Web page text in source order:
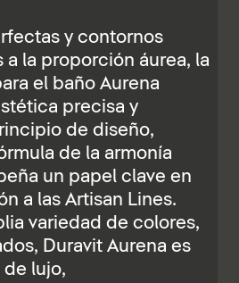
y contornos
a la proporción áurea, la
el baño Aurena
precisa y
de diseño,
de la armonía
un papel clave en
a las Artisan Lines.
variedad de colores,
Duravit Aurena es
de lujo,